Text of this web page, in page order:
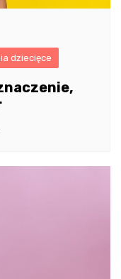
dziecięce